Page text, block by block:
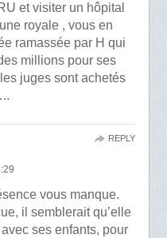
et visiter un hôpital
royale , vous en
ramassée par H qui
millions pour ses
juges sont achetés
vous manque.
il semblerait qu’elle
ses enfants, pour
REPLY